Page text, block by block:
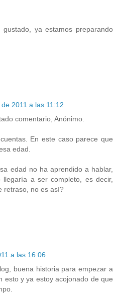
ya estamos preparando
2011 a las 11:12
comentario, Anónimo.
En este caso parece que
edad.
edad no ha aprendido a hablar,
a ser completo, es decir,
retraso, no es así?
a las 16:06
buena historia para empezar a
esto y ya estoy acojonado de que